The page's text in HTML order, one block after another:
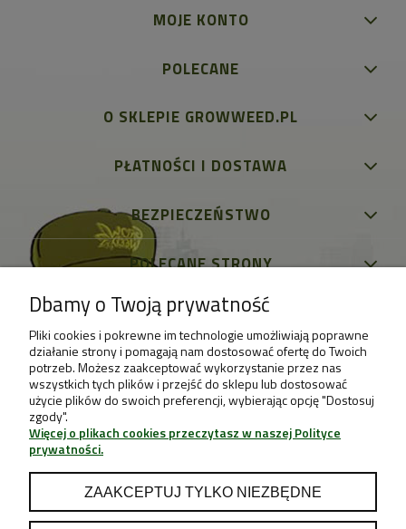
MOJE KONTO
POLECANE
O SKLEPIE GROWWEED.PL
PŁATNOŚCI I DOSTAWA
BEZPIECZEŃSTWO
POLECANE STRONY
Dbamy o Twoją prywatność
Pliki cookies i pokrewne im technologie umożliwiają poprawne
działanie strony i pomagają nam dostosować ofertę do Twoich
potrzeb. Możesz zaakceptować wykorzystanie przez nas
wszystkich tych plików i przejść do sklepu lub dostosować
użycie plików do swoich preferencji, wybierając opcję "Dostosuj
zgody".
Więcej o plikach cookies przeczytasz w naszej Polityce
prywatności.
ZAAKCEPTUJ TYLKO NIEZBĘDNE